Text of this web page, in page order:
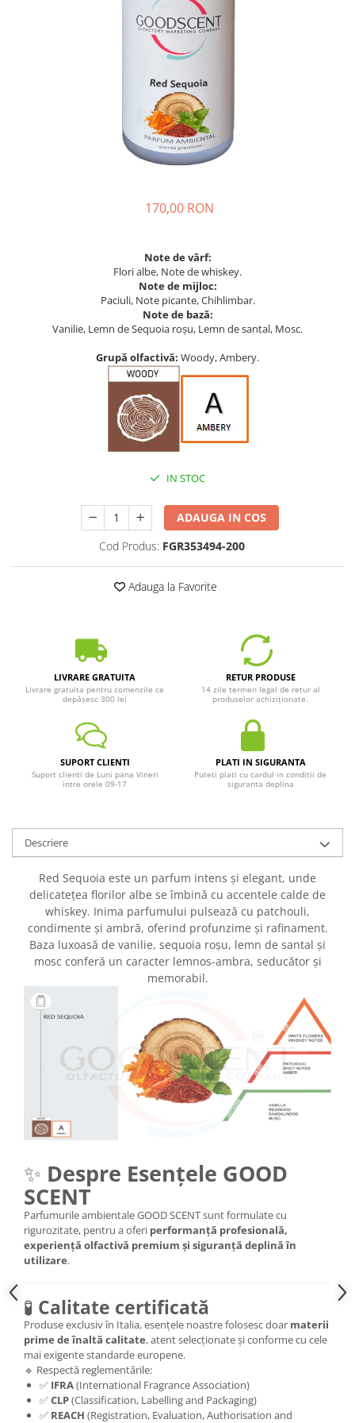
170,00 RON
Note de vârf:
Flori albe, Note de whiskey.
Note de mijloc:
Paciuli, Note picante, Chihlimbar.
Note de bază:
Vanilie, Lemn de Sequoia roșu, Lemn de santal, Mosc.
Grupă olfactivă: Woody, Ambery.
IN STOC
ADAUGA IN COS
Cod Produs: FGR353494-200
Adauga la Favorite
LIVRARE GRATUITA
Livrare gratuita pentru comenzile ce
depășesc 300 lei
RETUR PRODUSE
14 zile termen legal de retur al
produselor achiziționate.
SUPORT CLIENTI
Suport clienti de Luni pana Vineri
intre orele 09-17
PLATI IN SIGURANTA
Puteti plati cu cardul in conditii de
siguranta deplina
Descriere
Red Sequoia este un parfum intens și elegant, unde
delicatețea florilor albe se îmbină cu accentele calde de
whiskey. Inima parfumului pulsează cu patchouli,
condimente și ambră, oferind profunzime și rafinament.
Baza luxoasă de vanilie, sequoia roșu, lemn de santal și
mosc conferă un caracter lemnos-ambra, seducător și
memorabil.
✨ Despre Esențele GOOD
SCENT
Parfumurile ambientale GOOD SCENT sunt formulate cu
rigurozitate, pentru a oferi performanță profesională,
experiență olfactivă premium și siguranță deplină în
utilizare.
🧪 Calitate certificată
Produse exclusiv în Italia, esențele noastre folosesc doar materii
prime de înaltă calitate, atent selecționate și conforme cu cele
mai exigente standarde europene.
🔹 Respectă reglementările:
✅ IFRA(International Fragrance Association)
✅CLP(Classification, Labelling and Packaging)
✅ REACH (Registration, Evaluation, Authorisation and